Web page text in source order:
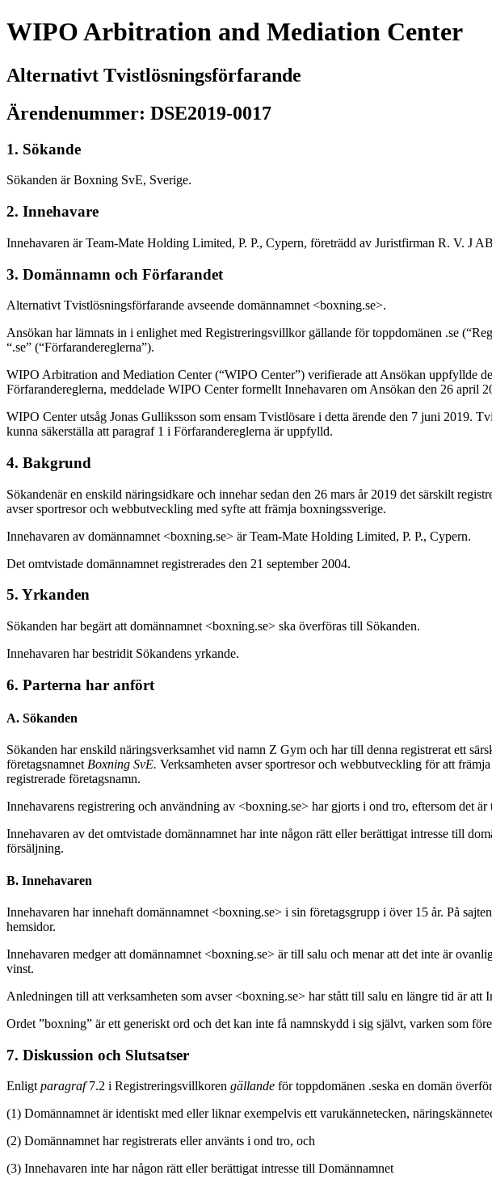
WIPO Arbitration and Mediation Center
Alternativt Tvistlösningsförfarande
Ärendenummer: DSE2019-0017
1. Sökande
Sökanden är Boxning SvE, Sverige.
2. Innehavare
Innehavaren är Team-Mate Holding Limited, P. P., Cypern, företrädd av Juristfirman R. V. J
3. Domännamn och Förfarandet
Alternativt Tvistlösningsförfarande avseende domännamnet <boxning.se>.
Ansökan har lämnats in i enlighet med Registreringsvillkor gällande för toppdomänen .se
“.se” (“Förfarandereglerna”).
WIPO Arbitration and Mediation Center (“WIPO Center”) verifierade att Ansökan uppfyllde
Förfarandereglerna, meddelade WIPO Center formellt Innehavaren om Ansökan den 26 april
WIPO Center utsåg Jonas Gulliksson som ensam Tvistlösare i detta ärende den 7 juni 2019.
kunna säkerställa att paragraf 1 i Förfarandereglerna är uppfylld.
4. Bakgrund
Sökandenär en enskild näringsidkare och innehar sedan den 26 mars år 2019 det särskilt
avser sportresor och webbutveckling med syfte att främja boxningssverige.
Innehavaren av domännamnet <boxning.se> är Team-Mate Holding Limited, P. P., Cypern.
Det omtvistade domännamnet registrerades den 21 september 2004.
5. Yrkanden
Sökanden har begärt att domännamnet <boxning.se> ska överföras till Sökanden.
Innehavaren har bestridit Sökandens yrkande.
6. Parterna har anfört
A. Sökanden
Sökanden har enskild näringsverksamhet vid namn Z Gym och har till denna registrerat ett
företagsnamnetBoxning SvE. Verksamheten avser sportresor och webbutveckling för att
registrerade företagsnamn.
Innehavarens registrering och användning av <boxning.se> har gjorts i ond tro, eftersom det är
Innehavaren av det omtvistade domännamnet har inte någon rätt eller berättigat intresse till
försäljning.
B. Innehavaren
Innehavaren har innehaft domännamnet <boxning.se> i sin företagsgrupp i över 15 år. På
hemsidor.
Innehavaren medger att domännamnet <boxning.se> är till salu och menar att det inte är
vinst.
Anledningen till att verksamheten som avser <boxning.se> har stått till salu en längre tid är
Ordet ”boxning” är ett generiskt ord och det kan inte få namnskydd i sig självt, varken som
7. Diskussion och Slutsatser
Enligt paragraf7.2 i Registreringsvillkoren gällande för toppdomänen .seska en domän
(1) Domännamnet är identiskt med eller liknar exempelvis ett varukännetecken,
(2) Domännamnet har registrerats eller använts i ond tro, och
(3) Innehavaren inte har någon rätt eller berättigat intresse till Domännamnet